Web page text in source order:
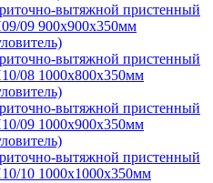
вытяжной пристенный
09 900х900х350мм
вытяжной пристенный
08 1000х800х350мм
вытяжной пристенный
09 1000х900х350мм
вытяжной пристенный
10 1000х1000х350мм